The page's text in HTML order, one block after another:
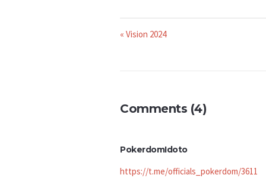
« Vision 2024
Comments (4)
PokerdomIdoto
https://t.me/officials_pokerdom/3611